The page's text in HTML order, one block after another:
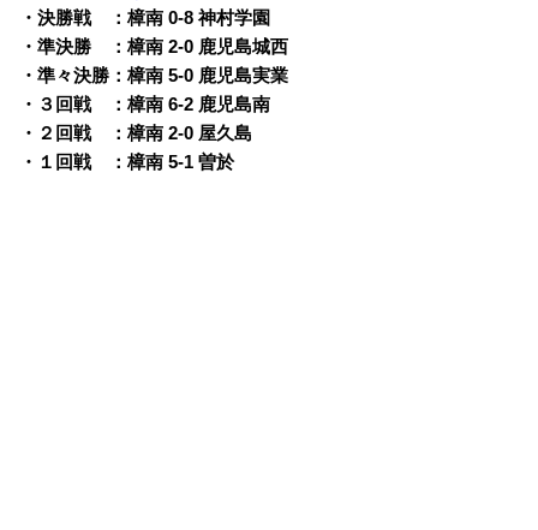
・決勝戦 ：樟南 0-8 神村学園
・準決勝 ：樟南 2-0 鹿児島城西
・準々決勝：樟南 5-0 鹿児島実業
・３回戦 ：樟南 6-2 鹿児島南
・２回戦 ：樟南 2-0 屋久島
・１回戦 ：樟南 5-1 曽於